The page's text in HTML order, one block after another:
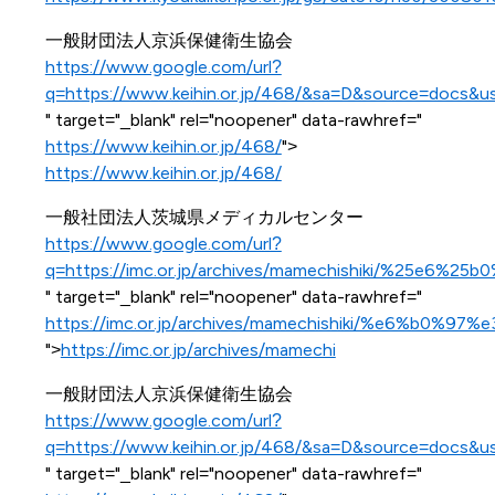
一般財団法人京浜保健衛生協会
https://www.google.com/url?
q=https://www.keihin.or.jp/468/
" target="_blank" rel="noopener" data-rawhref="
https://www.keihin.or.jp/468/">
https://www.keihin.or.jp/468/
一般社団法人茨城県メディカルセンター
https://www.google.com/url?
q=https://imc.or.jp/archives/mamechishiki/
" target="_blank" rel="noopener" data-rawhref="
https://imc.or.jp/archives/mamechishiki/
">https://imc.or.jp/archives/mamechi
一般財団法人京浜保健衛生協会
https://www.google.com/url?
q=https://www.keihin.or.jp/468/
" target="_blank" rel="noopener" data-rawhref="